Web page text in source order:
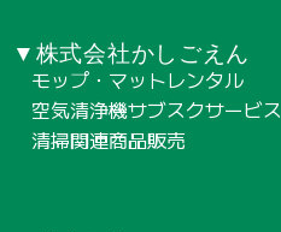
▼株式会社かしごえん
モップ・マットレンタル
空気清浄機サブスクサービス
清掃関連商品販売